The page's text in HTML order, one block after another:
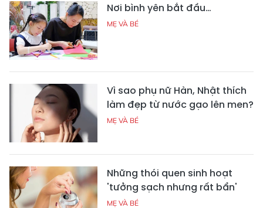
Nơi bình yên bắt đầu…
MẸ VÀ BÉ
Vì sao phụ nữ Hàn, Nhật thích
làm đẹp từ nước gạo lên men?
MẸ VÀ BÉ
Những thói quen sinh hoạt
'tưởng sạch nhưng rất bẩn'
MẸ VÀ BÉ